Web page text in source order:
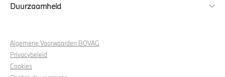
Duurzaamheid
Algemene Voorwaarden BOVAG
Privacybeleid
Cookies